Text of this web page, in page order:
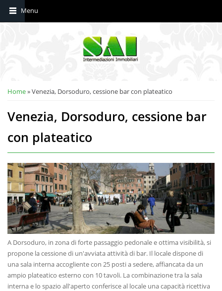
Tu sei qui
Home» Venezia, Dorsoduro, cessione bar con plateatico
Venezia, Dorsoduro, cessione bar
con plateatico
A Dorsoduro, in zona di forte passaggio pedonale e ottima visibilità, si
propone la cessione di un'avviata attività di bar. Il locale dispone di
una sala interna accogliente con 25 posti a sedere, affiancata da un
ampio plateatico esterno con 10 tavoli. La combinazione tra la sala
interna e lo spazio all'aperto conferisce al locale una capacità ricettiva